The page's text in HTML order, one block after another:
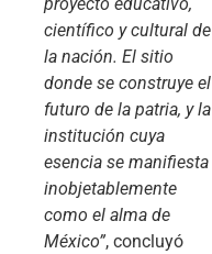
científico y cultural de
la nación. El sitio
donde se construye el
futuro de la patria, y la
institución cuya
esencia se manifiesta
inobjetablemente
como el alma de
México”, concluyó